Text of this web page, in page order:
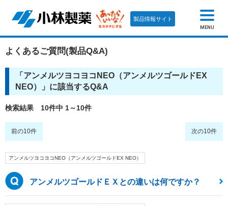
製品情報サイト
MENU
よくあるご質問(製品Q&A)
「 アンメルツヨコヨコNEO（アンメルツゴールドEX
NEO）
」に該当するQ&A
検索結果 10件中 1～10件
前の10件 次の10件
アンメルツヨコヨコNEO（アンメルツゴールドEX NEO）
アンメルツゴールドＥＸとの違いは何ですか？